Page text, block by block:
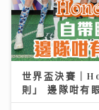
世界盃決賽｜
則」 邊隊咁有